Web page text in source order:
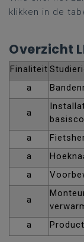
klikken in de
Overzicht
Finaliteit
a
a
a
a
a
a
a